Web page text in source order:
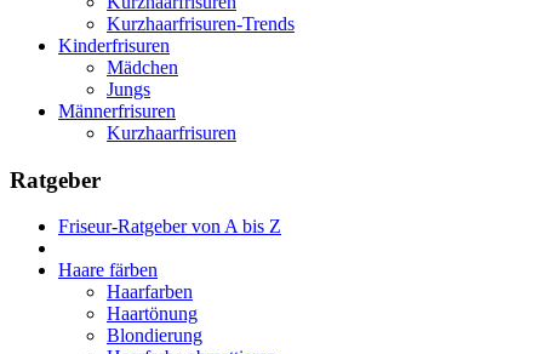
Kurzhaarfrisuren-Trends
Kinderfrisuren
Mädchen
Jungs
Männerfrisuren
Kurzhaarfrisuren
Ratgeber
Friseur-Ratgeber von A bis Z
Haare färben
Haarfarben
Haartönung
Blondierung